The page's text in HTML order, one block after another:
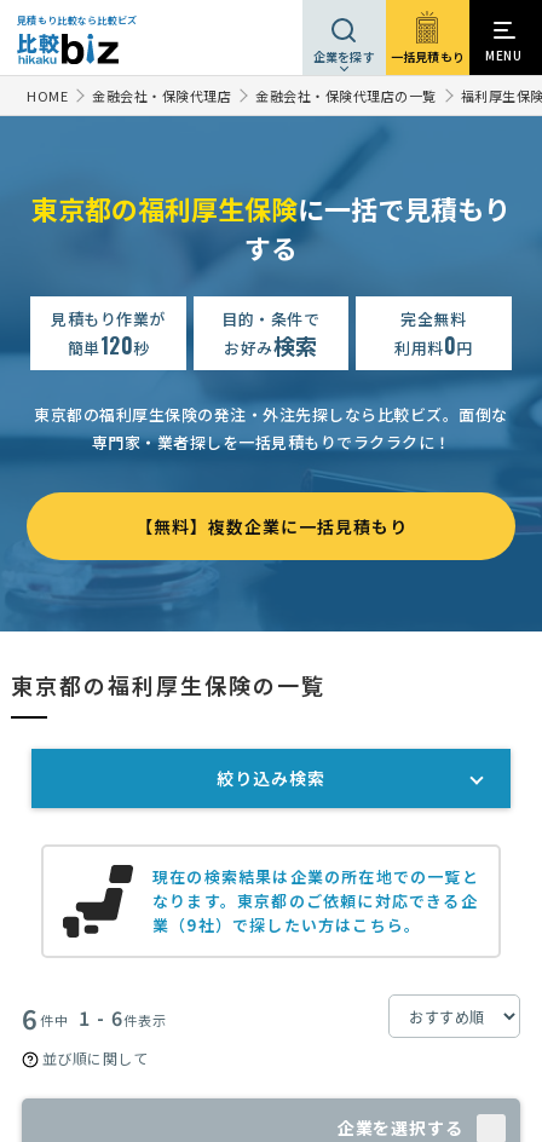
見積もり比較なら比較ビズ
企業を探す 一括見積もり MENU
HOME 金融会社・保険代理店 金融会社・保険代理店の一覧 福利厚生保
東京都の福利厚生保険に一括で見積もり
する
見積もり作業が
簡単120秒
目的・条件で
お好み検索
完全無料
利用料0円
東京都の福利厚生保険の発注・外注先探しなら比較ビズ。 面倒な
専門家・業者探しを一括見積もりでラクラクに！
【無料】複数企業に一括見積もり
東京都の福利厚生保険の一覧
現在の検索結果は企業の所在地での一覧と
なります。東京都のご依頼に対応できる企
業（9社）で探したい方はこちら。
6件中 1 - 6件表示
並び順に関して
企業を選択する
絞り込み検索